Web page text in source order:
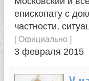
и
к
епископату с
частности,
[ Официально ]
3 февраля 2015